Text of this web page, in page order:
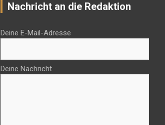
Nachricht an die Redaktion
Deine E-Mail-Adresse
Deine Nachricht